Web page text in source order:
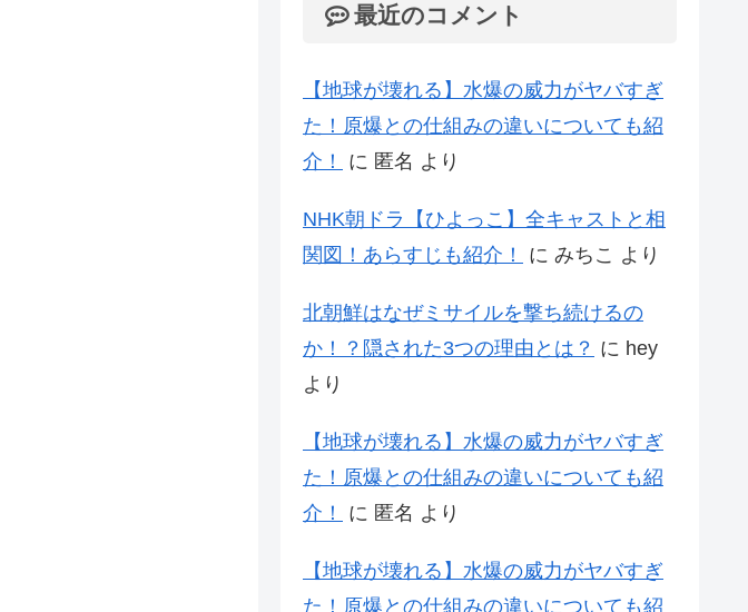
最近のコメント
【地球が壊れる】水爆の威力がヤバすぎ
た！原爆との仕組みの違いについても紹
介！
に 匿名 より
NHK朝ドラ【ひよっこ】全キャストと相
関図！あらすじも紹介！
に みちこ より
北朝鮮はなぜミサイルを撃ち続けるの
か！？隠された3つの理由とは？ に hey
より
【地球が壊れる】水爆の威力がヤバすぎ
た！原爆との仕組みの違いについても紹
介！
に 匿名 より
【地球が壊れる】水爆の威力がヤバすぎ
た！原爆との仕組みの違いについても紹